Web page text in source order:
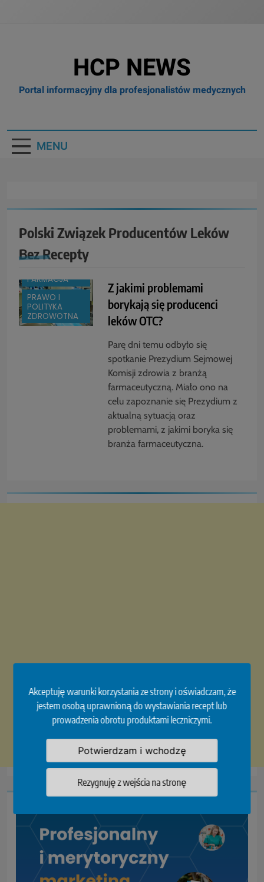
HCP NEWS
Portal informacyjny dla profesjonalistów medycznych
MENU
Akceptuję warunki korzystania ze strony i oświadczam, że
jestem osobą uprawnioną do wystawiania recept lub
prowadzenia obrotu produktami leczniczymi.
Potwierdzam i wchodzę
Rezygnuję z wejścia na stronę
Polski Związek Producentów Leków
Bez Recepty
FARMACJA
PRAWO I
POLITYKA
ZDROWOTNA
Z jakimi problemami
borykają się producenci
leków OTC?
Parę dni temu odbyło się
spotkanie Prezydium Sejmowej
Komisji zdrowia z branżą
farmaceutyczną. Miało ono na
celu zapoznanie się Prezydium z
aktualną sytuacją oraz
problemami, z jakimi boryka się
branża farmaceutyczna.